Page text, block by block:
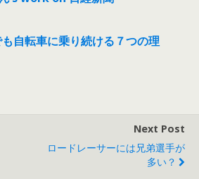
自転車に乗り続ける７つの理
Next Post
ロードレーサーには兄弟選手が
多い？